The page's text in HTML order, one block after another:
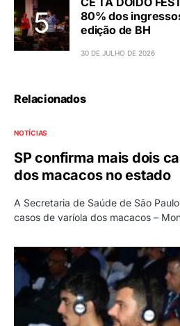
80% dos
edição de BH
30 DE JULHO DE 2026
Relacionados
NOTÍCIAS
SP confirma mais dois
dos macacos no estado
A Secretaria de Saúde de São
casos de varíola dos macacos –